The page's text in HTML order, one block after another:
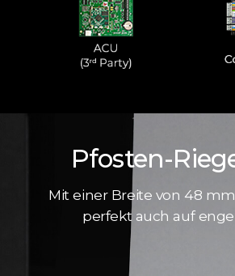
Pfosten-
Mit einer Breite von 48 mm
perfekt auch auf